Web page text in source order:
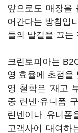
앞으로도 매장을
어간다는 방침입
들의 발길을 끄는
크린토피아는
영 효율에 초점을
영 철학은 '재고
중 린넨·유니폼
린넨이나 유니폼
고객사에 대여하